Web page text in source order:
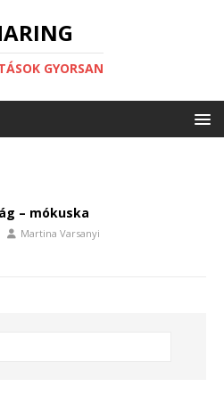
GYORSAN
– mókuska
Martina Varsanyi